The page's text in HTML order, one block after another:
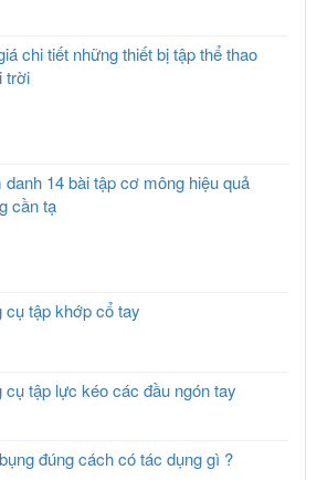
chi tiết những thiết bị tập thể thao
trời
14 bài tập cơ mông hiệu quả
cần tạ
cụ tập khớp cổ tay
cụ tập lực kéo các đầu ngón tay
đúng cách có tác dụng gì ?